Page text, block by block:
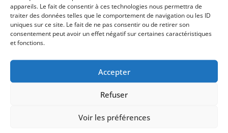
appareils. Le fait de consentir à ces technologies nous permettra de
traiter des données telles que le comportement de navigation ou les ID
uniques sur ce site. Le fait de ne pas consentir ou de retirer son
consentement peut avoir un effet négatif sur certaines caractéristiques
et fonctions.
Accepter
Refuser
Voir les préférences
août 2026
M J V